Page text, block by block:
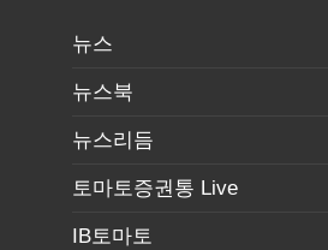
뉴스
뉴스북
뉴스리듬
토마토증권통 Live
IB토마토